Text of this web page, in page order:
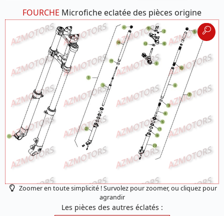
FOURCHE Microfiche eclatée des pièces origine
Zoomer en toute simplicité ! Survolez pour zoomer, ou cliquez pour
agrandir
Les pièces des autres éclatés :